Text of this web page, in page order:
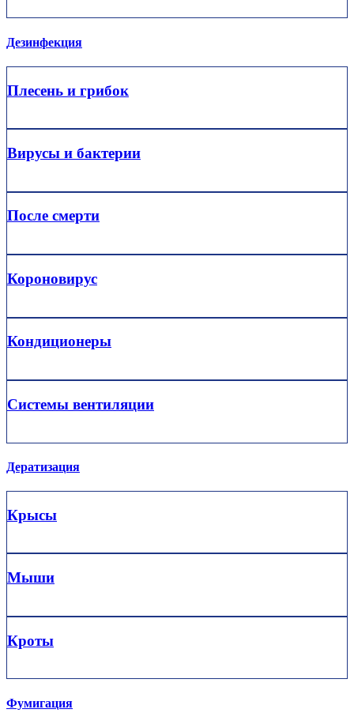
Дезинфекция
Плесень и грибок
Вирусы и бактерии
После смерти
Короновирус
Кондиционеры
Системы вентиляции
Дератизация
Крысы
Мыши
Кроты
Фумигация